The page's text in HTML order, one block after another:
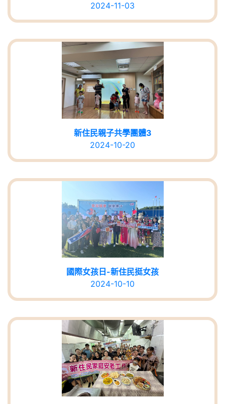
2024-11-03
新住民親子共學團體3
2024-10-20
國際女孩日-新住民挺女孩
2024-10-10